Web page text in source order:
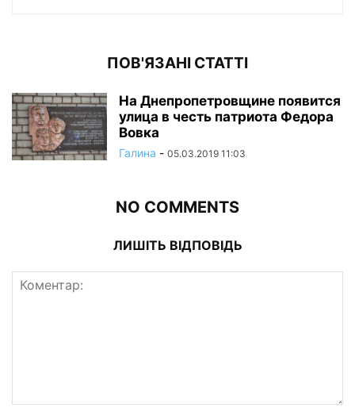
ПОВ'ЯЗАНІ СТАТТІ
На Днепропетровщине появится
улица в честь патриота Федора
Вовка
Галина - 05.03.2019 11:03
NO COMMENTS
ЛИШІТЬ ВІДПОВІДЬ